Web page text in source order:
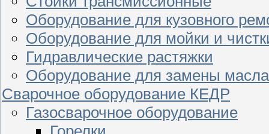
Оборудование для кузовного
Оборудование для мойки и
Гидравлические растяжки
Оборудование для замены масла
Сварочное оборудование КЕДР
Газосварочное оборудование